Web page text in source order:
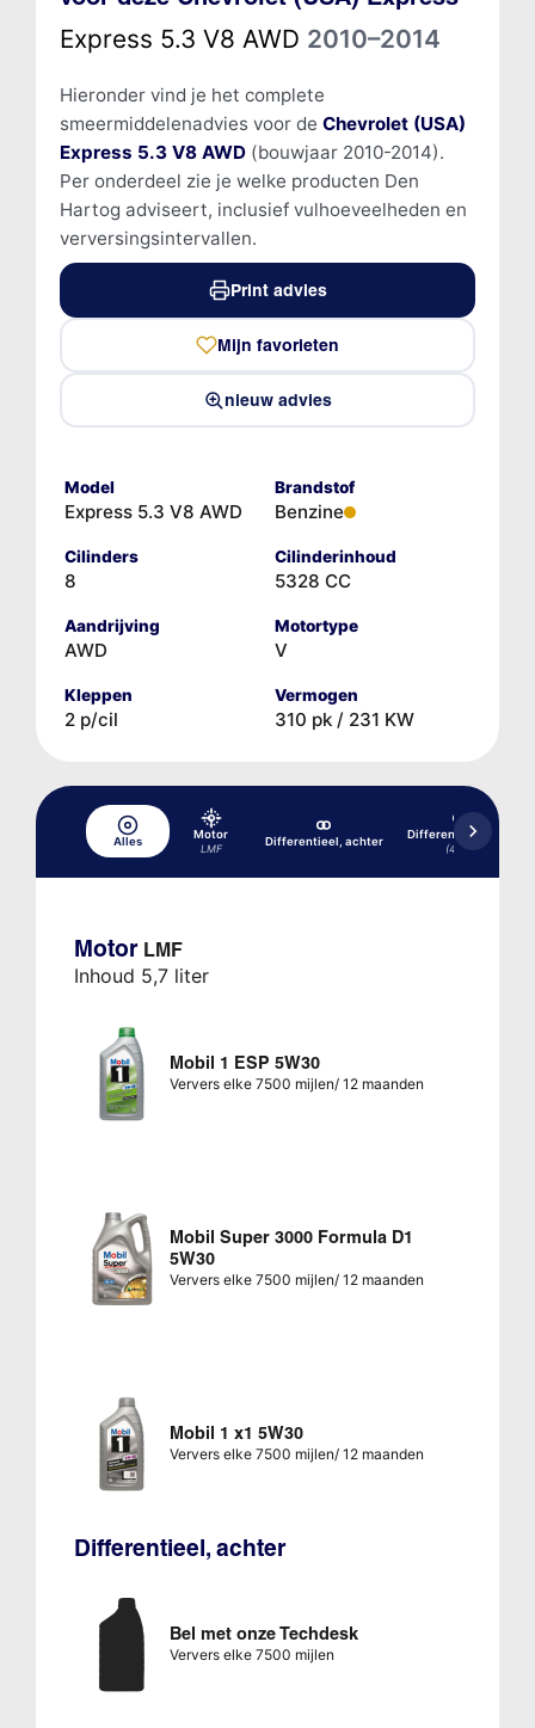
Express 5.3 V8 AWD 2010–2014
Hieronder vind je het complete
smeermiddelenadvies voor de Chevrolet (USA)
Express 5.3 V8 AWD(bouwjaar 2010-2014).
Per onderdeel zie je welke producten Den
Hartog adviseert, inclusief vulhoeveelheden en
verversingsintervallen.
Print advies
Mijn favorieten
nieuw advies
Model
Express 5.3 V8 AWD
Brandstof
Benzine
Cilinders
8
Cilinderinhoud
5328 CC
Aandrijving
AWD
Motortype
V
Kleppen
2 p/cil
Vermogen
310 pk / 231 KW
Alles
Motor
LMF
Differentieel, achter
Differentieel, voor
(4x4)
Motor LMF
Inhoud 5,7 liter
Mobil 1 ESP 5W30
Ververs elke 7500 mijlen/ 12 maanden
Mobil Super 3000 Formula D1
5W30
Ververs elke 7500 mijlen/ 12 maanden
Mobil 1 x1 5W30
Ververs elke 7500 mijlen/ 12 maanden
Differentieel, achter
Bel met onze Techdesk
Ververs elke 7500 mijlen